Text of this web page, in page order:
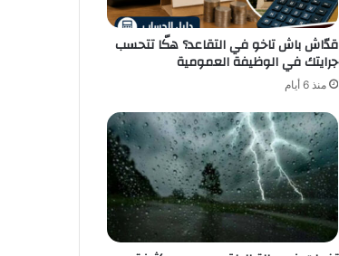
قدّاش باش تاخو في التقاعد؟ هكّا تتحسب
جرايتك في الوظيفة العمومية
منذ 6 أيام